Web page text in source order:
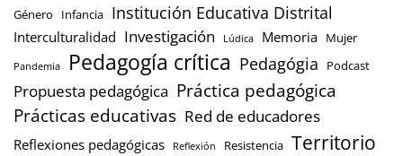
Género
Infancia Institución Educativa Distrital
Interculturalidad Investigación Lúdica Memoria Mujer
Pandemia Pedagogía crítica Pedagógia Podcast
Propuesta pedagógica Práctica pedagógica
Prácticas educativas Red de educadores
Reflexiones pedagógicas Reflexión Resistencia Territorio